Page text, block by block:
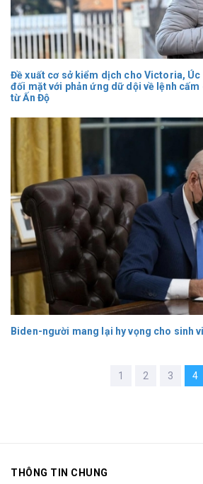
Đề xuất cơ sở kiểm dịch cho Victoria,
đối mặt với phản ứng dữ dội về lệnh
từ Ấn Độ
Biden-người mang lại hy vọng cho sinh
1 2 3 4
THÔNG TIN CHUNG